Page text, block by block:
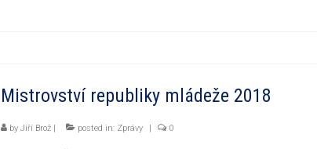
Mistrovství republiky mládeže 2018
by Jiří Brož| posted in: Zprávy 0